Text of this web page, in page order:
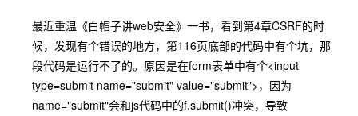
最近重温《白帽子讲web安全》一书，看到第4章CSRF的时
候，发现有个错误的地方，第116页底部的代码中有个坑，那
段代码是运行不了的。原因是在form表单中有个<input
type=submit name="submit" value="submit">，因为
name="submit"会和js代码中的f.submit()冲突，导致